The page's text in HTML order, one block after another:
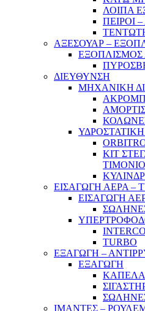
ΛΟΙΠΑ
ΠΕΙΡΟΙ
ΑΞΕΣΟΥΑΡ –
ΕΞΟΠΛΙΣΜΟΣ
ΔΙΕΥΘΥΝΣΗ
ΜΗΧΑΝΙΚΗ
ΚΙΤ
ΕΙΣΑΓΩΓΗ ΑΕΡΑ –
ΕΙΣΑΓΩΓΗ
TURBO
ΕΞΑΓΩΓΗ –
ΕΞΑΓΩΓΗ
ΚΑΠΕΛΑ
ΙΜΑΝΤΕΣ –